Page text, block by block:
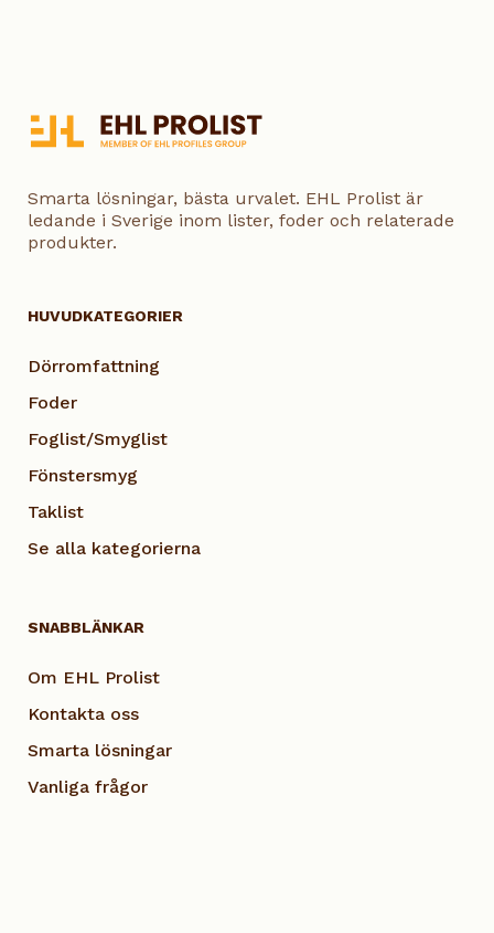
Smarta lösningar, bästa urvalet. EHL Prolist är
ledande i Sverige inom lister, foder och relaterade
produkter.
HUVUDKATEGORIER
Dörromfattning
Foder
Foglist/Smyglist
Fönstersmyg
Taklist
Se alla kategorierna
SNABBLÄNKAR
Om EHL Prolist
Kontakta oss
Smarta lösningar
Vanliga frågor